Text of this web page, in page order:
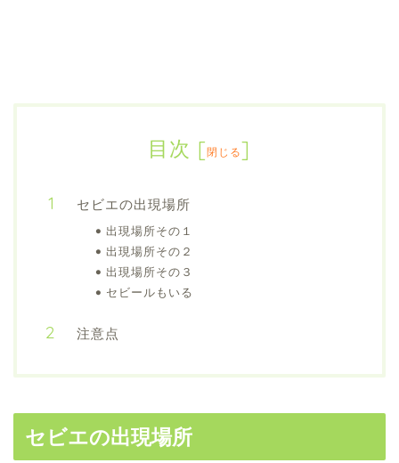
目次 [閉じる]
セビエの出現場所
出現場所その１
出現場所その２
出現場所その３
セビールもいる
注意点
セビエの出現場所